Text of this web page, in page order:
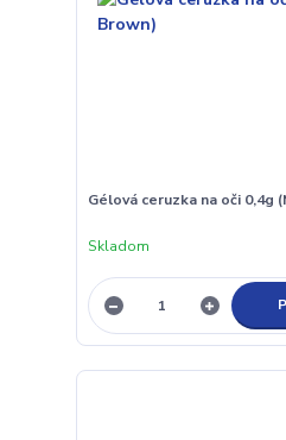
Gélová ceruzka na oči 0,4g
Skladom